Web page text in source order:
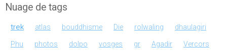
Nuage de tags
trek atlas bouddhisme Die rolwaling dhaulagiri
Phu photos dolpo vosges gr Agadir Vercors